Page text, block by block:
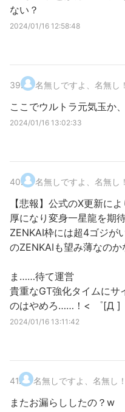
ない？
2024/01/16 12:58:48
39. 名無しですよ、名無し！
ここでウルトラ元気玉か
2024/01/16 13:02:33
40. 名無しですよ、名無し！
【悲報】公式のX更新に
厚になり変身一星龍を期
ZENKAI枠には超4ゴジが
のZENKAIも望み薄なのか
ま……待て運営
貴重なGT強化タイムにサ
のはやめろ……！< ゜[Д ]
2024/01/16 13:11:42
41. 名無しですよ、名無し！
またお漏らししたの？w